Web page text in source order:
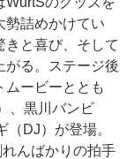
勢詰めかけてい
きと喜び、そして
がる。ステージ後
ムービーととも
、黒川バンビ
（DJ）が登場。
んばかりの拍手